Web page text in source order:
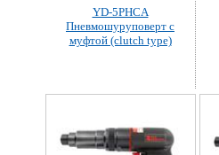
YD-5PHCA
Пневмошуруповерт с
муфтой (clutch type)